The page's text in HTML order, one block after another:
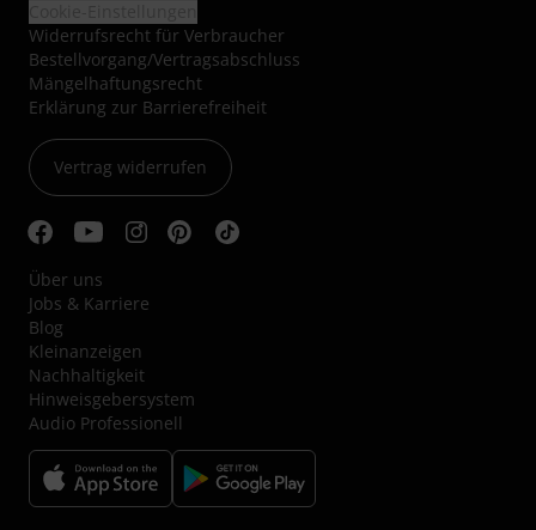
Widerrufsrecht für Verbraucher
Bestellvorgang/Vertragsabschluss
Mängelhaftungsrecht
Erklärung zur Barrierefreiheit
Vertrag widerrufen
Über uns
Jobs & Karriere
Blog
Kleinanzeigen
Nachhaltigkeit
Hinweisgebersystem
Audio Professionell